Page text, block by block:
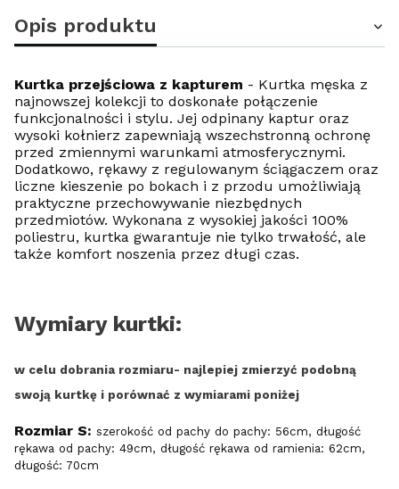
Opis produktu
Kurtka przejściowa z kapturem - Kurtka męska z
najnowszej kolekcji to doskonałe połączenie
funkcjonalności i stylu. Jej odpinany kaptur oraz
wysoki kołnierz zapewniają wszechstronną ochronę
przed zmiennymi warunkami atmosferycznymi.
Dodatkowo, rękawy z regulowanym ściągaczem oraz
liczne kieszenie po bokach i z przodu umożliwiają
praktyczne przechowywanie niezbędnych
przedmiotów. Wykonana z wysokiej jakości 100%
poliestru, kurtka gwarantuje nie tylko trwałość, ale
także komfort noszenia przez długi czas.
Wymiary kurtki:
w celu dobrania rozmiaru- najlepiej zmierzyć podobną
swoją kurtkę i porównać z wymiarami poniżej
Rozmiar S: szerokość od pachy do pachy: 56cm, długość
rękawa od pachy: 49cm, długość rękawa od ramienia: 62cm,
długość: 70cm